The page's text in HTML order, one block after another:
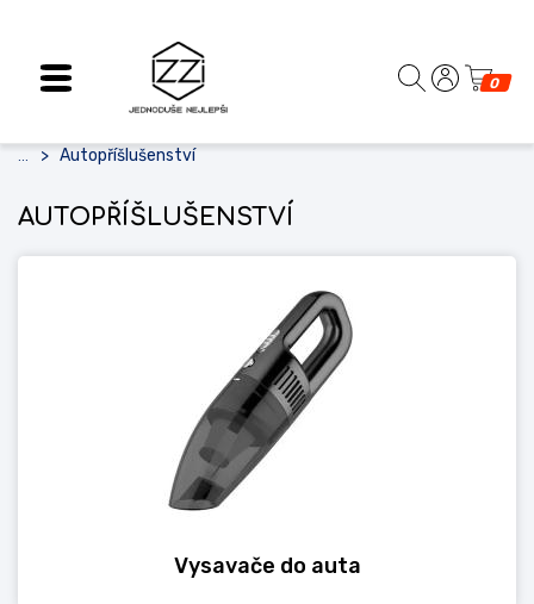
0
Autopříšlušenství
AUTOPŘÍŠLUŠENSTVÍ
Vysavače do auta